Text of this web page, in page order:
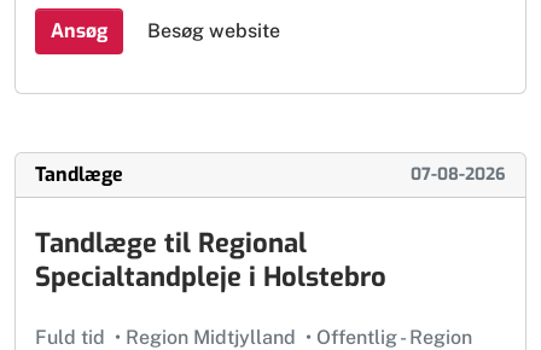
Ansøg Besøg website
Tandlæge 07-08-2026
Tandlæge til Regional
Specialtandpleje i Holstebro
Fuld tid • Region Midtjylland • Offentlig - Region